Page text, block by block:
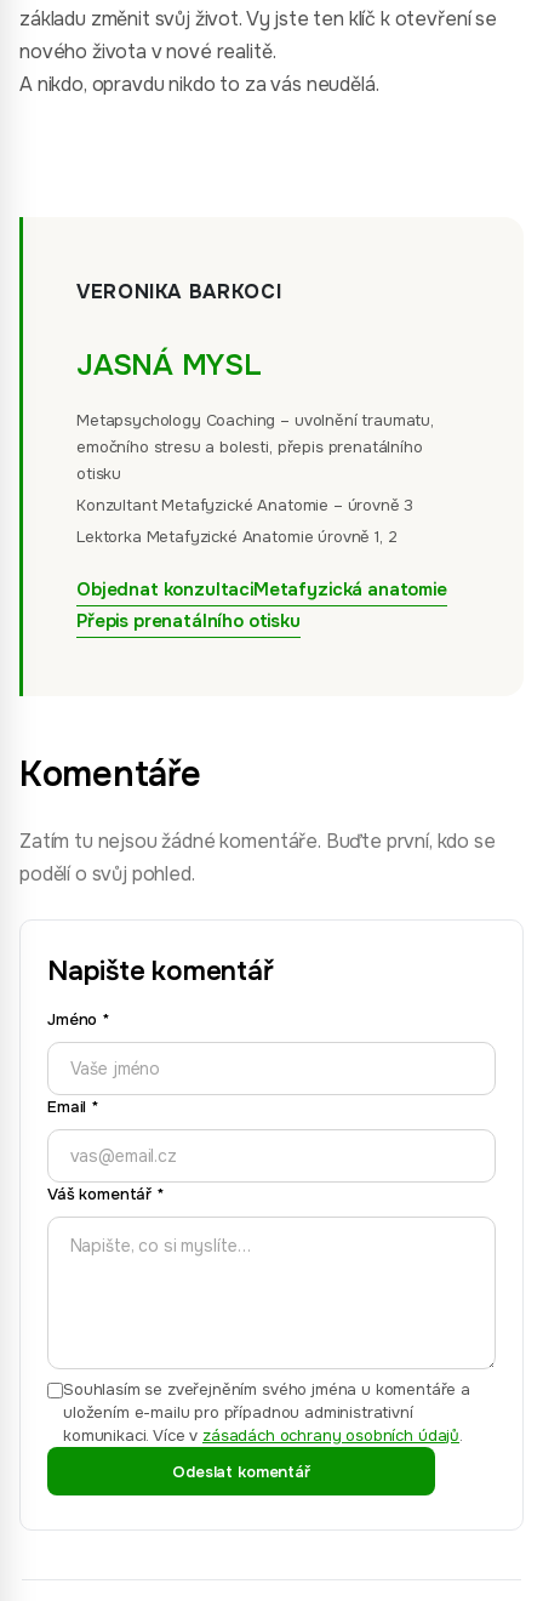
základu změnit svůj život. Vy jste ten klíč k otevření se
nového života v nové realitě.
A nikdo, opravdu nikdo to za vás neudělá.
VERONIKA BARKOCI
JASNÁ MYSL
Metapsychology Coaching – uvolnění traumatu,
emočního stresu a bolesti, přepis prenatálního
otisku
Konzultant Metafyzické Anatomie – úrovně 3
Lektorka Metafyzické Anatomie úrovně 1, 2
Objednat konzultaciMetafyzická anatomie
Přepis prenatálního otisku
Komentáře
Zatím tu nejsou žádné komentáře. Buďte první, kdo se
podělí o svůj pohled.
Napište komentář
Jméno *
Email *
Váš komentář *
Souhlasím se zveřejněním svého jména u komentáře a
uložením e-mailu pro případnou administrativní
komunikaci. Více v zásadách ochrany osobních údajů.
Odeslat komentář